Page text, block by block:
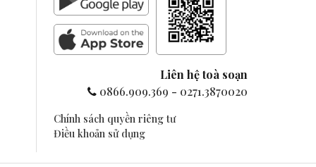
Liên hệ toà soạn
0866.909.369 - 0271.3870020
Chính sách quyền riêng tư
Điều khoản sử dụng